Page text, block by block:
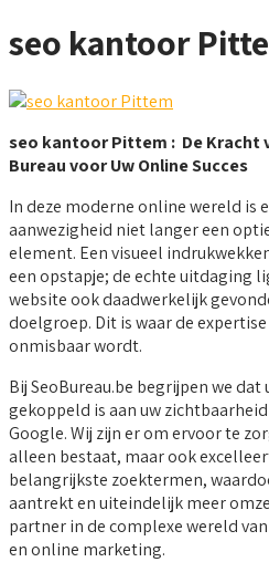
seo kantoor
seo kantoor Pittem : De Kracht
Bureau voor Uw Online Succes
In deze moderne online wereld is
aanwezigheid niet langer een
element. Een visueel
een opstapje; de echte uitdaging
website ook daadwerkelijk
doelgroep. Dit is waar de
onmisbaar wordt.
Bij SeoBureau.be begrijpen we
gekoppeld is aan uw
Google. Wij zijn er om ervoor te
alleen bestaat, maar ook
belangrijkste zoektermen,
aantrekt en uiteindelijk meer
partner in de complexe wereld
en online marketing.